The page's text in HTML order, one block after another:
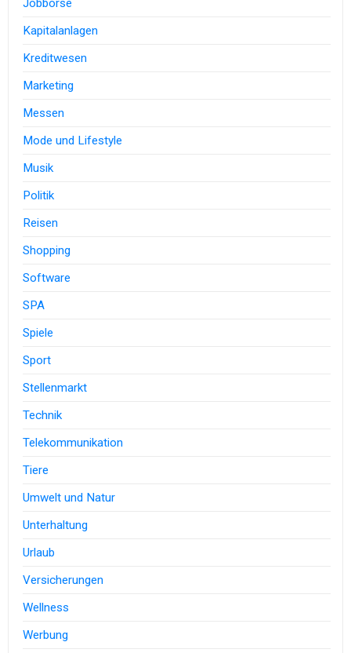
Jobbörse
Kapitalanlagen
Kreditwesen
Marketing
Messen
Mode und Lifestyle
Musik
Politik
Reisen
Shopping
Software
SPA
Spiele
Sport
Stellenmarkt
Technik
Telekommunikation
Tiere
Umwelt und Natur
Unterhaltung
Urlaub
Versicherungen
Wellness
Werbung